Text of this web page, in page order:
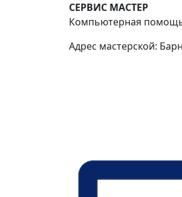
СЕРВИС МАСТЕР
Компьютерная
Адрес мастерской: